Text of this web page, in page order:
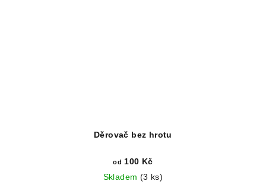
Děrovač bez hrotu
od 100 Kč
Skladem (3 ks)